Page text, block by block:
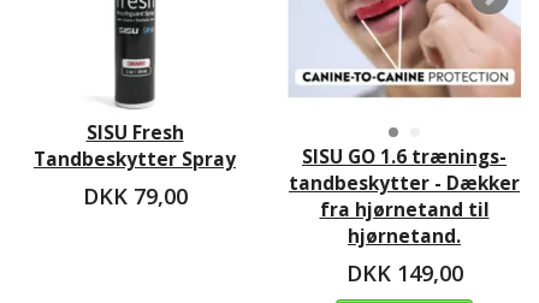
SISU Fresh
Tandbeskytter Spray
DKK 79,00
SISU GO 1.6 trænings-
tandbeskytter - Dækker
fra hjørnetand til
hjørnetand.
DKK 149,00